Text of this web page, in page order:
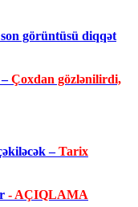
görüntüsü diqqət
–Çoxdan gözlənilirdi,
–Tarix
- AÇIQLAMA